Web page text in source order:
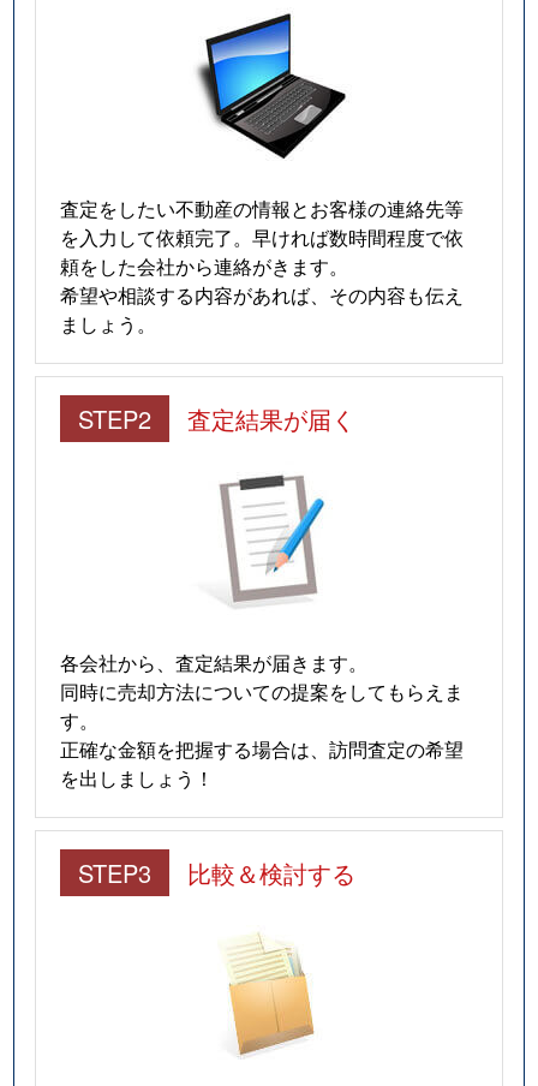
査定をしたい不動産の情報とお客様の連絡先等
を入力して依頼完了。早ければ数時間程度で依
頼をした会社から連絡がきます。
希望や相談する内容があれば、その内容も伝え
ましょう。
STEP2 査定結果が届く
各会社から、査定結果が届きます。
同時に売却方法についての提案をしてもらえま
す。
正確な金額を把握する場合は、訪問査定の希望
を出しましょう！
STEP3 比較＆検討する